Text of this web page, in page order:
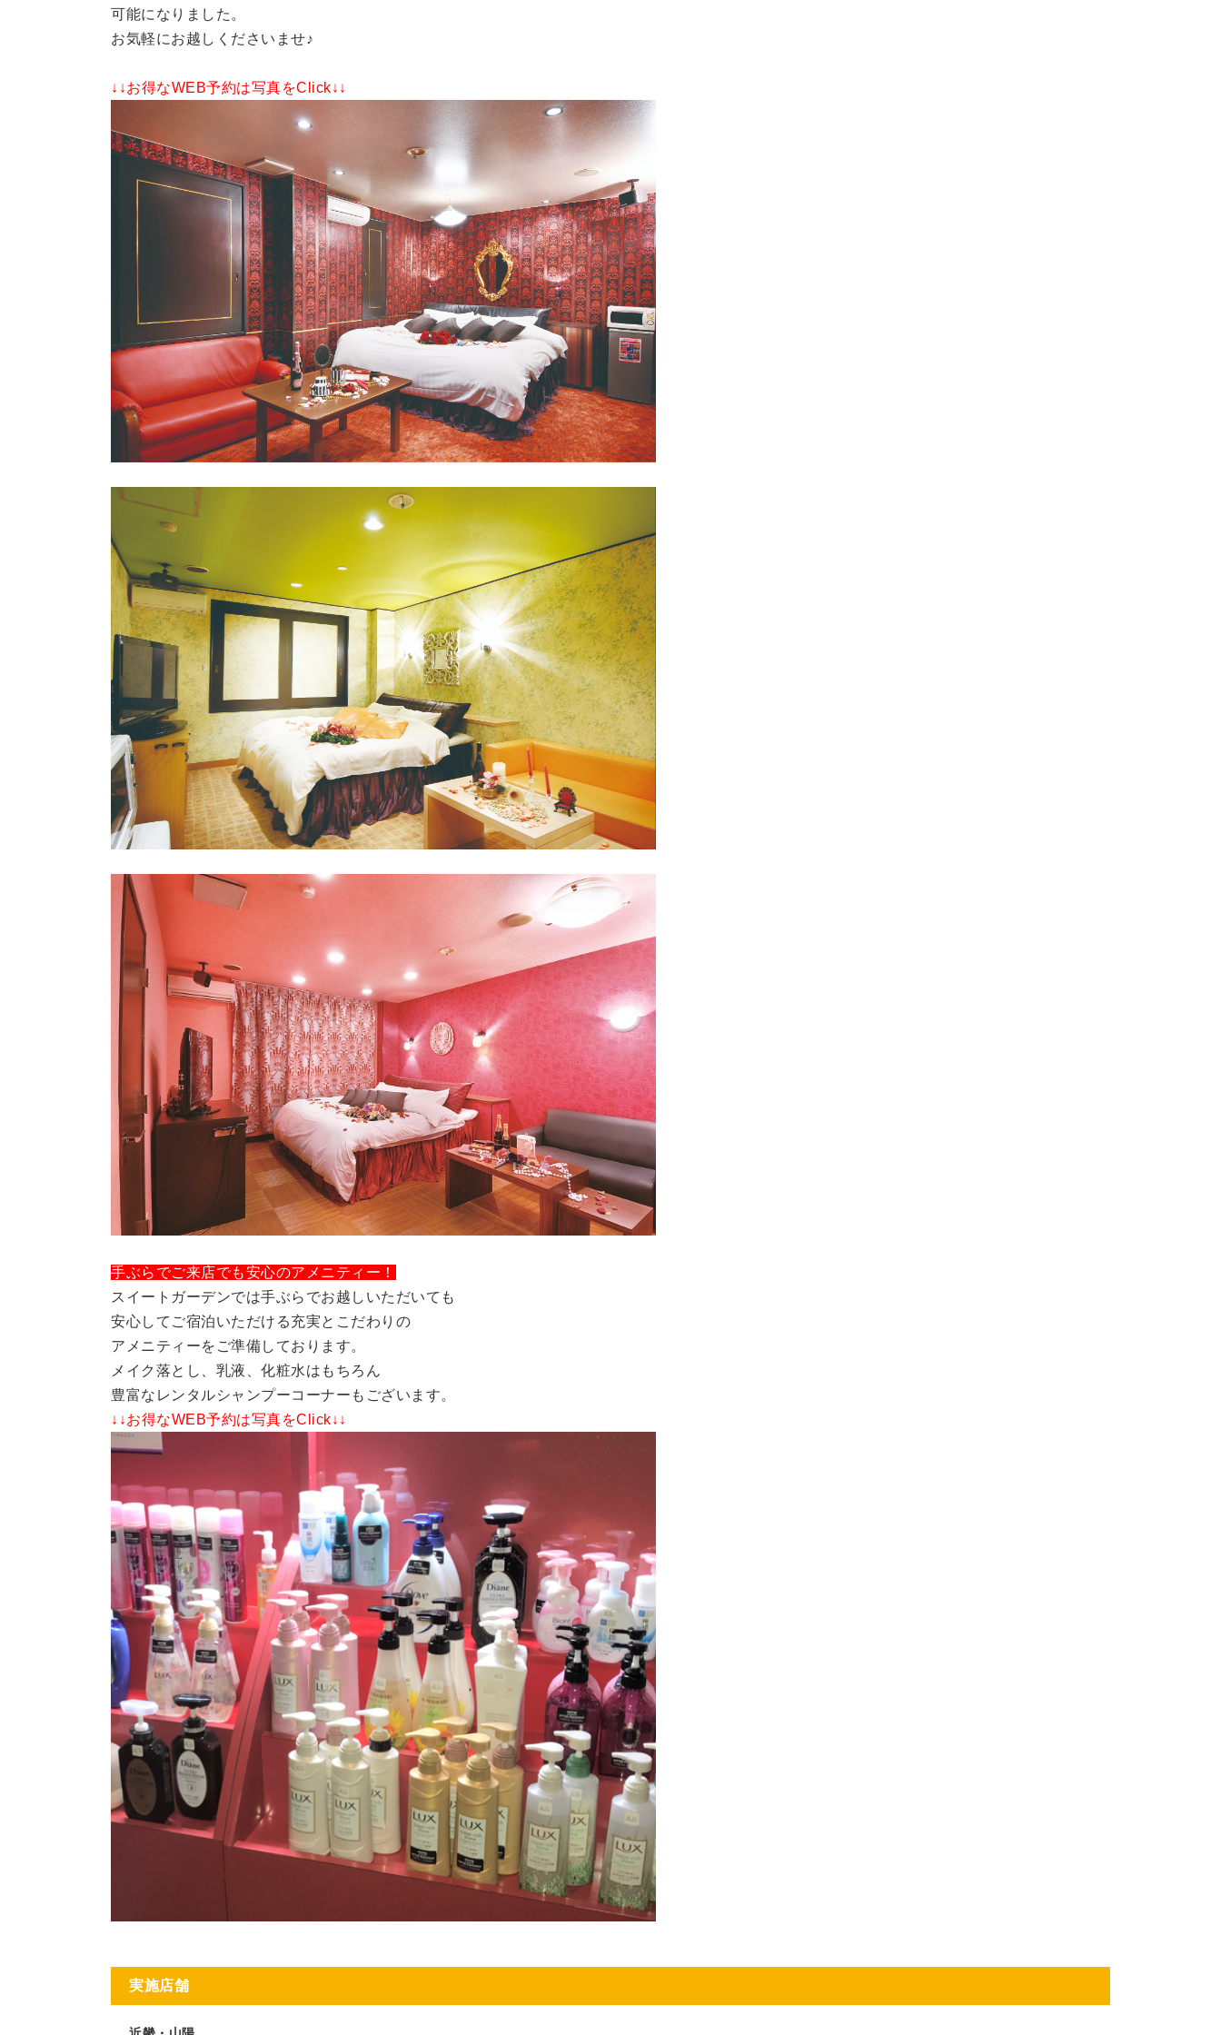
可能になりました。
お気軽にお越しくださいませ♪
↓↓お得なWEB予約は写真をClick↓↓
手ぶらでご来店でも安心のアメニティー！
スイートガーデンでは手ぶらでお越しいただいても
安心してご宿泊いただける充実とこだわり の
アメニティーをご準備しております。
メイク落とし、乳液、化粧水はもちろん
豊富なレンタルシャンプーコーナーもございます。
↓↓お得なWEB予約は写真をClick↓↓
実施店舗